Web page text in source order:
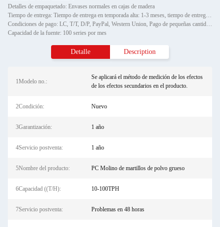
Detalles de empaquetado: Envases normales en cajas de madera
Tiempo de entrega: Tiempo de entrega en temporada alta: 1-3 meses, tiempo de entrega fuera de temporada: un mes
Condiciones de pago: LC, T/T, D/P, PayPal, Western Union, Pago de pequeñas cantidades, Gram de dinero
Capacidad de la fuente: 100 series por mes
Detalle Description
1Modelo no.:
Se aplicará el método de medición de los efectos
de los efectos secundarios en el producto.
2Condición: Nuevo
3Garantización: 1 año
4Servicio postventa: 1 año
5Nombre del producto: PC Molino de martillos de polvo grueso
6Capacidad ((T/H): 10-100TPH
7Servicio postventa: Problemas en 48 horas